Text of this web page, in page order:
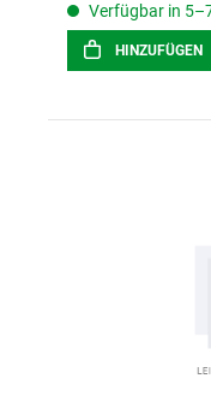
Verfügbar in
HINZUFÜGEN